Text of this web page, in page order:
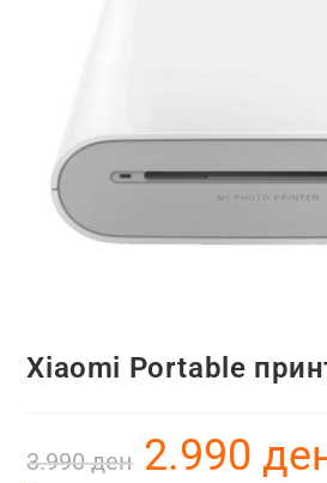
Xiaomi Portable
3.990ден 2.990